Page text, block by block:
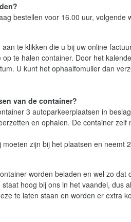
bestellen voor 16.00 uur, volgende
te klikken die u bij uw online
te halen container. Door het
U kunt het ophaalfomulier dan
van de container?
3 autoparkeerplaatsen in
en ophalen. De container zelf
zijn bij het plaatsen en neemt
worden beladen en wel zo dat
hoog bij ons in het vaandel, dus
te laten staan en worden er extra